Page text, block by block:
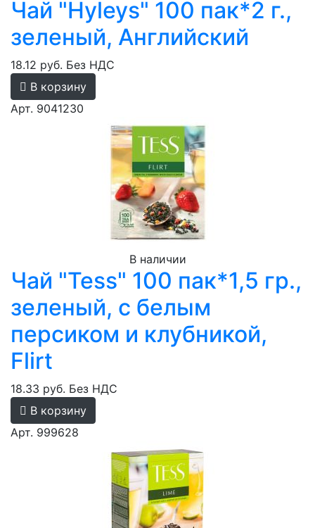
Чай "Hyleys" 100 пак*2 г.,
зеленый, Английский
18.12 руб. Без НДС
В корзину
Арт. 9041230
В наличии
Чай "Tess" 100 пак*1,5 гр.,
зеленый, с белым
персиком и клубникой,
Flirt
18.33 руб. Без НДС
В корзину
Арт. 999628